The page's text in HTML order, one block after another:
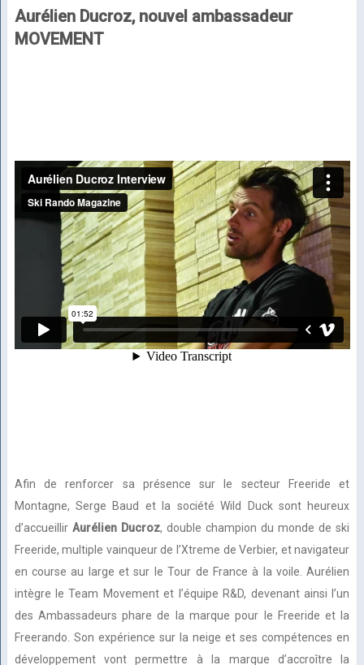
Aurélien Ducroz, nouvel ambassadeur
MOVEMENT
Afin de renforcer sa présence sur le secteur Freeride et
Montagne, Serge Baud et la société Wild Duck sont heureux
d’accueillir Aurélien Ducroz, double champion du monde de ski
Freeride, multiple vainqueur de l’Xtreme de Verbier, et navigateur
en course au large et sur le Tour de France à la voile. Aurélien
intègre le Team Movement et l’équipe R&D, devenant ainsi l’un
des Ambassadeurs phare de la marque pour le Freeride et la
Freerando. Son expérience sur la neige et ses compétences en
développement vont permettre à la marque d’accroître la